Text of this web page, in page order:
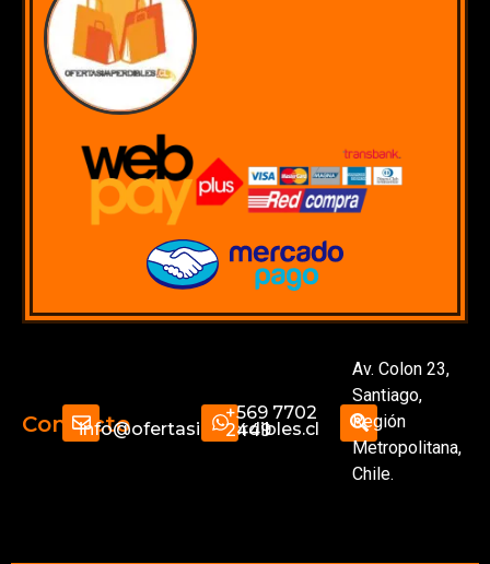
Contactoinfo@ofertasimperdibles.cl
+569 7702
2449
Av. Colon 23,
Santiago,
Región
Metropolitana,
Chile.